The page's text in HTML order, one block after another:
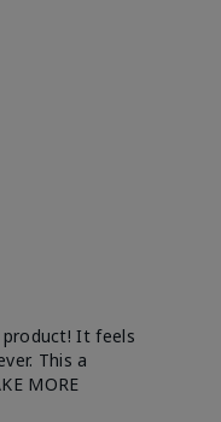
It feels
This a
MORE